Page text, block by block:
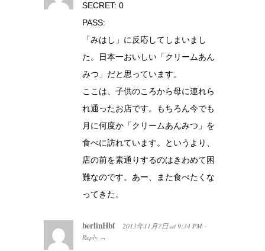
SECRET: 0
PASS:
「みはし」に反応してしまいまし
た。日本一おいしい「クリームあん
みつ」だと思っています。
ここは、子供のころから母に連れら
れ通ったお店です。もちろん今でも
月に何度か「クリームあんみつ」を
食べに訪れています。というより、
店の前を素通りするのはきわめて困
難なのです。あー、また食べたくな
ってきた。
berlinHbf 2013年11月7日 at 9:34 PM ·
Reply →